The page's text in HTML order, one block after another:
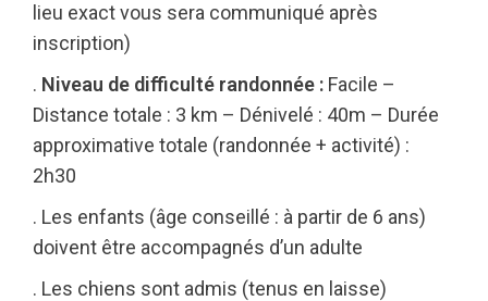
lieu exact vous sera communiqué après
inscription)
. Niveau de difficulté randonnée : Facile –
Distance totale : 3 km – Dénivelé : 40m – Durée
approximative totale (randonnée + activité) :
2h30
. Les enfants (âge conseillé : à partir de 6 ans)
doivent être accompagnés d’un adulte
. Les chiens sont admis (tenus en laisse)